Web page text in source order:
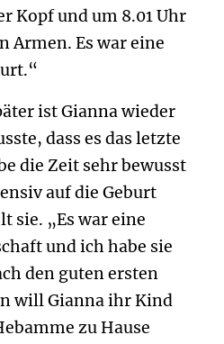
Kopf und um 8.01 Uhr
Armen. Es war eine
ist Gianna wieder
dass es das letzte
die Zeit sehr bewusst
auf die Geburt
sie. „Es war eine
und ich habe sie
den guten ersten
will Gianna ihr Kind
zu Hause